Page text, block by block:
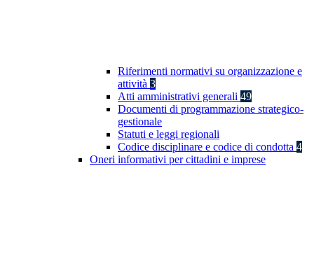
Riferimenti normativi su organizzazione e
attività 3
Atti amministrativi generali 49
Documenti di programmazione strategico-
gestionale
Statuti e leggi regionali
Codice disciplinare e codice di condotta 4
Oneri informativi per cittadini e imprese